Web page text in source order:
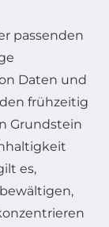
passenden
Daten und
frühzeitig
Grundstein
es,